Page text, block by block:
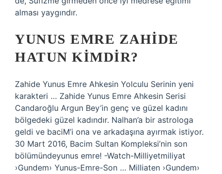
alması yaygındır.
YUNUS EMRE ZAHIDE
HATUN KIMDIR?
Zahide Yunus Emre Ahkesin Yolculu Serinin yeni
karakteri … Zahide Yunus Emre Ahkesin Serisi
Candaroğlu Argun Bey’in genç ve güzel kadını
bölgedeki güzel kadındır. Nalhan’a bir astrologa
geldi ve baciM’i ona ve arkadaşına ayırmak istiyor.
30 Mart 2016, Bacim Sultan Kompleksi’nin son
bölümündeyunus emre! -Watch-Milliyetmiliyat
›Gundem› Yunus-Emre-Son … Milliaten ›Gundem›